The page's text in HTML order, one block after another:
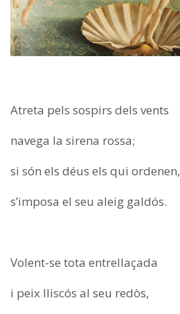
Atreta pels sospirs dels vents
navega la sirena rossa;
si són els déus els qui ordenen,
s’imposa el seu aleig galdós.
Volent-se tota entrellaçada
i peix lliscós al seu redòs,